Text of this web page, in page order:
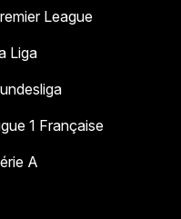
League
Liga
1 Française
A